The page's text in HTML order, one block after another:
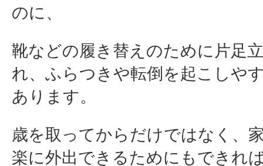
のに、
靴などの履き替えのために片足
れ、ふらつきや転倒を起こしや
あります。
歳を取ってからだけではなく、
楽に外出できるためにもできれ